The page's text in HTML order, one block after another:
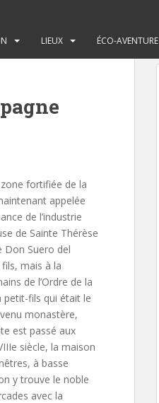
LIEUX ÉCO-AVENTURE
fortifiée de la
appelée
de l’industrie
de Sainte Thérèse
Don Suero del
mais à la
de l’Ordre de la
petit-fils qui était le
monastère,
est passé aux
siècle, la maison
à basse
y trouve le noble
avec la